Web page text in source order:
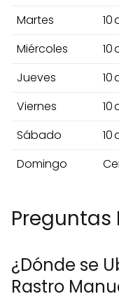
Martes
10
Miércoles
10
Jueves
10
Viernes
10
Sábado
10
Domingo
Preguntas
¿Dónde se
Rastro